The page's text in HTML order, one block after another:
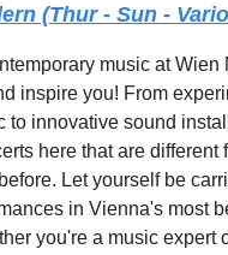
(Thur - Sun -
music at Wien
inspire you! From
to innovative sound
here that are different
Let yourself be
in Vienna's most
you're a music expert